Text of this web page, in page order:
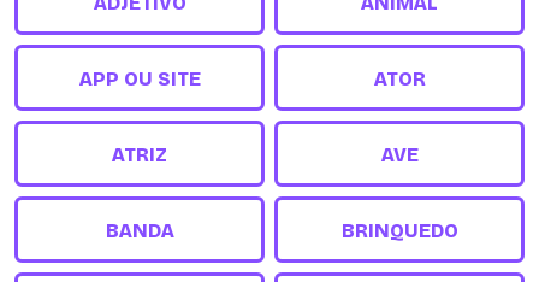
APP OU SITE ATOR
ATRIZ AVE
BANDA BRINQUEDO